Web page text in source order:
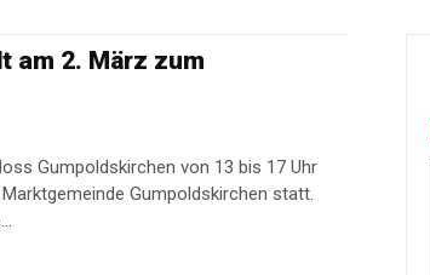
am 2. März zum
Gumpoldskirchen von 13 bis 17 Uhr
Gumpoldskirchen statt.